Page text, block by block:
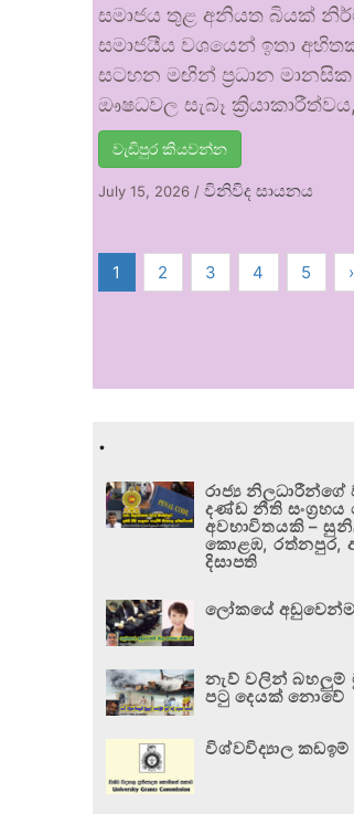
සමාජය තුළ අනියත බියක්
සමාජයීය වශයෙන් ඉතා
සටහන මඟින් ප්‍රධාන
ඖෂධවල සැබෑ
වැඩිපුර කියවන්න
July 15, 2026 /විනිවිද සායනය
1 2 3 4 5 ›
.
රාජ්‍ය
දණ්ඩ නීති සංග්‍රහය
අවභාවිතයකි –
කොළඹ, රත්නපුර,
දිසාපති
ලෝකයේ අඩුවෙන්ම
නැව් වලින් බහලුම්
පටු දෙයක් නොවේ
විශ්වවිද්‍යාල